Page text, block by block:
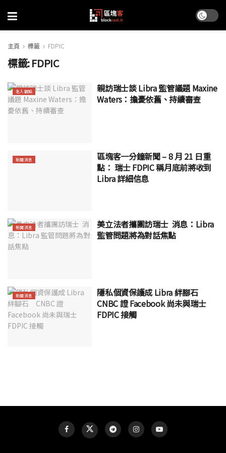
主頁 標籤 FDPIC
標籤:FDPIC
名人觀點
親訪瑞士談 Libra 監管議題 Maxine
Waters：擔憂依舊、持續審查
新聞消息
區塊客一分鐘新聞 – 8 月 21 日重
點： 瑞士 FDPIC 稱月底前將收到
Libra 詳細信息
新聞消息
美立法者攜團訪瑞士 消息：Libra
監管問題將為對話焦點
新聞消息
隱私個資保護成 Libra 絆腳石
CNBC 證 Facebook 尚未與瑞士
FDPIC 接觸